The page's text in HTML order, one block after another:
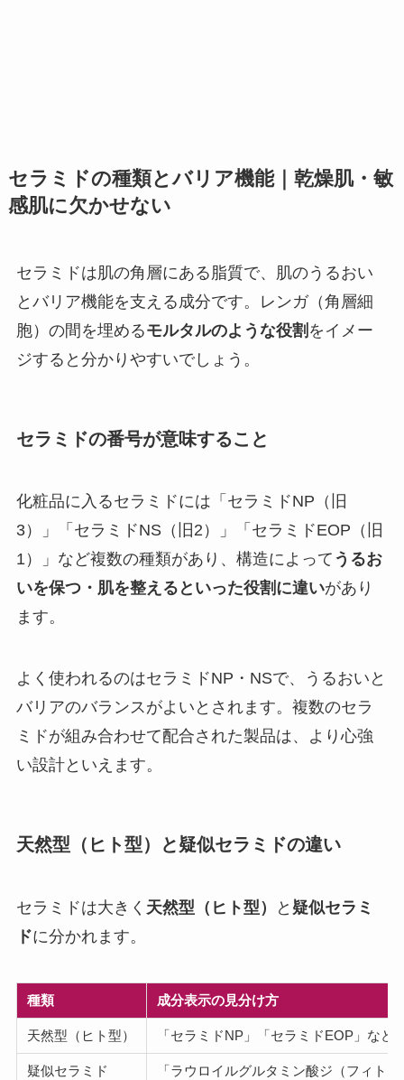
セラミドの種類とバリア機能｜乾燥肌・敏
感肌に欠かせない
セラミドは肌の角層にある脂質で、肌のうるおい
とバリア機能を支える成分です。レンガ（角層細
胞）の間を埋めるモルタルのような役割 をイメー
ジすると分かりやすいでしょう。
セラミドの番号が意味すること
化粧品に入るセラミドには「セラミドNP（旧
3）」「セラミドNS（旧2）」「セラミドEOP（旧
1）」など複数の種類があり、構造によって うるお
いを保つ・肌を整えるといった役割に違いがあり
ます。
よく使われるのはセラミドNP・NSで、うるおいと
バリアのバランスがよいとされます。複数のセラ
ミドが組み合わせて配合された製品は、より心強
い設計といえます。
天然型（ヒト型）と疑似セラミドの違い
セラミドは大きく 天然型（ヒト型） と 疑似セラミ
ドに分かれます。
種類 成分表示の見分け方
天然型（ヒト型） 「セラミドNP」「セラミドEOP」など
疑似セラミド 「ラウロイルグルタミン酸ジ（フィト